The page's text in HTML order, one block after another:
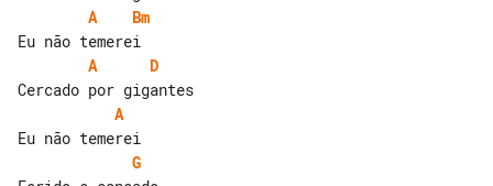
A
Bm
A
D
A
G